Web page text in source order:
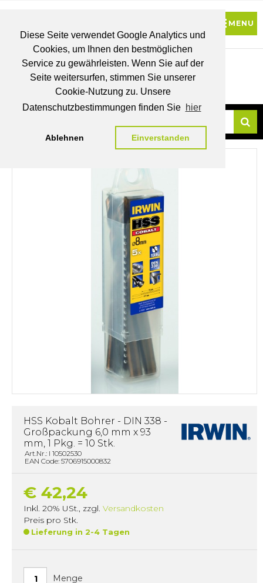
Diese Seite verwendet Google Analytics und
Cookies, um Ihnen den bestmöglichen
Service zu gewährleisten. Wenn Sie auf der
Seite weitersurfen, stimmen Sie unserer
Cookie-Nutzung zu. Unsere
Datenschutzbestimmungen finden Sie hier
Ablehnen Einverstanden
BRUTTO
PREISE
MEIN
WUNSCHLISTE
HSS Kobalt Bohrer - DIN 338 -
Großpackung 6,0 mm x 93
mm, 1 Pkg. = 10 Stk.
Art.Nr.: I 10502530
EAN Code: 5706915000832
€ 42,24
Inkl. 20% USt., zzgl. Versandkosten
Preis pro Stk.
Lieferung in 2-4 Tagen
Menge